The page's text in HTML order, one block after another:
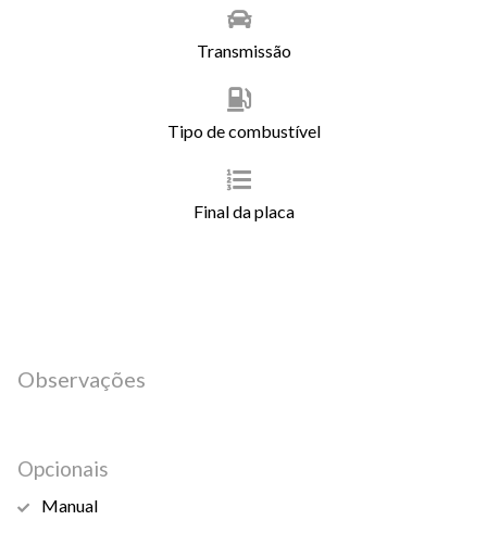
Transmissão
Tipo de combustível
Final da placa
Observações
Opcionais
Manual